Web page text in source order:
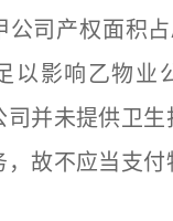
公司产权面积
以影响乙物业
司并未提供卫生
，故不应当支付